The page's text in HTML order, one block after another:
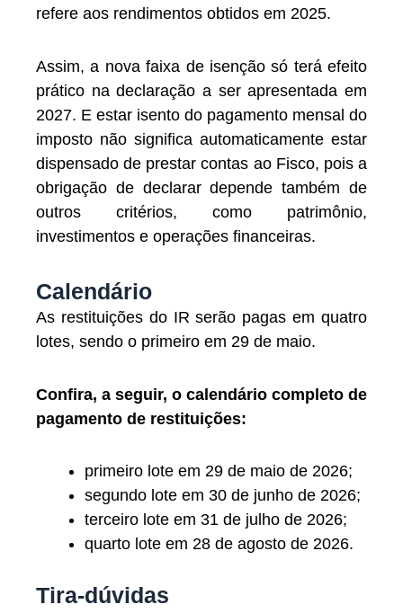
refere aos rendimentos obtidos em 2025.
Assim, a nova faixa de isenção só terá efeito
prático na declaração a ser apresentada em
2027. E estar isento do pagamento mensal do
imposto não significa automaticamente estar
dispensado de prestar contas ao Fisco, pois a
obrigação de declarar depende também de
outros critérios, como patrimônio,
investimentos e operações financeiras.
Calendário
As restituições do IR serão pagas em quatro
lotes, sendo o primeiro em 29 de maio.
Confira, a seguir, o calendário completo de
pagamento de restituições:
primeiro lote em 29 de maio de 2026;
segundo lote em 30 de junho de 2026;
terceiro lote em 31 de julho de 2026;
quarto lote em 28 de agosto de 2026.
Tira-dúvidas